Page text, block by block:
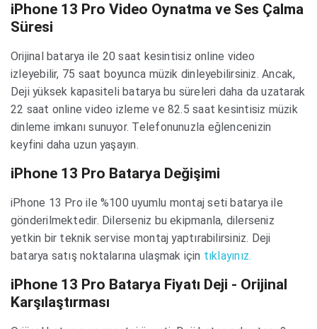
iPhone 13 Pro Video Oynatma ve Ses Çalma
Süresi
Orijinal batarya ile 20 saat kesintisiz online video
izleyebilir, 75 saat boyunca müzik dinleyebilirsiniz. Ancak,
Deji yüksek kapasiteli batarya bu süreleri daha da uzatarak
22 saat online video izleme ve 82.5 saat kesintisiz müzik
dinleme imkanı sunuyor. Telefonunuzla eğlencenizin
keyfini daha uzun yaşayın.
iPhone 13 Pro Batarya Değişimi
iPhone 13 Pro ile %100 uyumlu montaj seti batarya ile
gönderilmektedir. Dilerseniz bu ekipmanla, dilerseniz
yetkin bir teknik servise montaj yaptırabilirsiniz. Deji
batarya satış noktalarına ulaşmak için tıklayınız.
iPhone 13 Pro Batarya Fiyatı Deji - Orijinal
Karşılaştırması